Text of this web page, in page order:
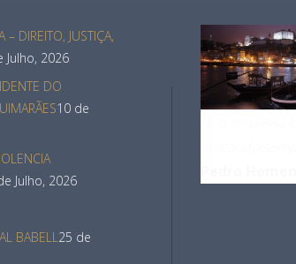
– DIREITO, JUSTIÇA,
Julho, 2026
DO
10 de
Julho, 2026
BABELL25 de